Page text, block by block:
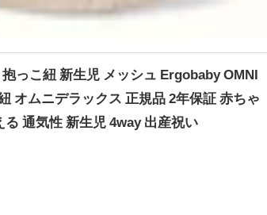
っこ紐 新生児 メッシュ Ergobaby OMNI
オムニデラックス 正規品 2年保証 赤ちゃ
通気性 新生児 4way 出産祝い